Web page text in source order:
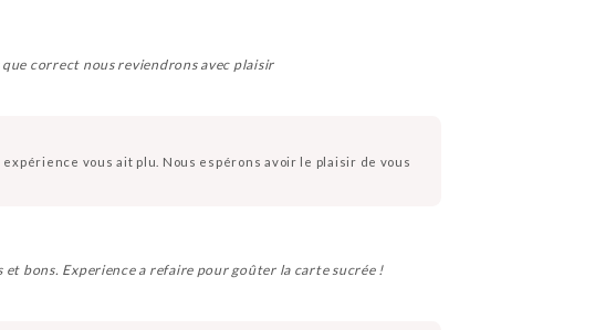
correct nous reviendrons avec plaisir
vous ait plu. Nous espérons avoir le plaisir de vous
bons. Experience a refaire pour goûter la carte sucrée !